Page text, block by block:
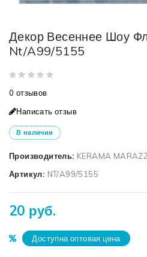
Декор Весеннее Шоу
Nt/A99/5155
0 отзывов
Написать отзыв
В наличии
Производитель: KERAMA
Артикул: NT/A99/5155
20 руб.
Доступна оптовая цена